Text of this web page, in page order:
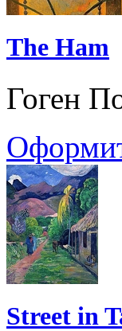
The Ham
Гоген
Street in